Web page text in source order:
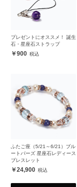
プレゼントにオススメ！ 誕生
石・星座石ストラップ
900
ふたご座（5/21～6/21）ブル
ートパーズ 星座石レディース
ブレスレット
24,900